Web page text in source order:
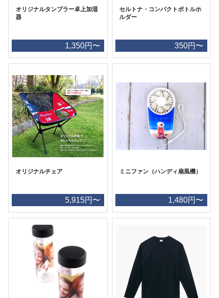
オリジナルタンブラー卓上加湿
器
1,350円〜
セルトナ・コンパクトボトルホ
ルダー
350円〜
オリジナルチェア
5,915円〜
ミニファン（ハンディ扇風機）
1,480円〜